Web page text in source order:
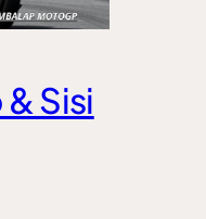
Sisi